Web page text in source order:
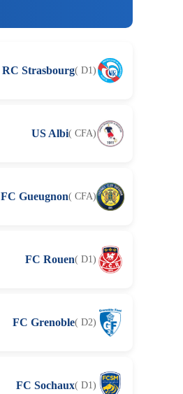
RC Strasbourg( D1)
US Albi( CFA)
FC Gueugnon( CFA)
FC Rouen( D1)
FC Grenoble( D2)
FC Sochaux( D1)